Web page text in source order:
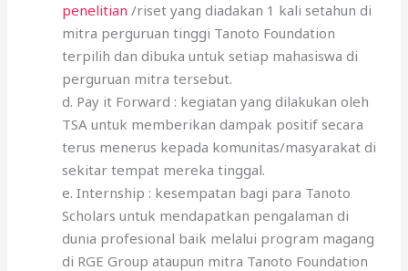
penelitian /riset yang diadakan 1 kali setahun di
mitra perguruan tinggi Tanoto Foundation
terpilih dan dibuka untuk setiap mahasiswa di
perguruan mitra tersebut.
d. Pay it Forward : kegiatan yang dilakukan oleh
TSA untuk memberikan dampak positif secara
terus menerus kepada komunitas/masyarakat di
sekitar tempat mereka tinggal.
e. Internship : kesempatan bagi para Tanoto
Scholars untuk mendapatkan pengalaman di
dunia profesional baik melalui program magang
di RGE Group ataupun mitra Tanoto Foundation